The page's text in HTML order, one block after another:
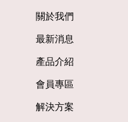
關於我們
最新消息
產品介紹
會員專區
解決方案